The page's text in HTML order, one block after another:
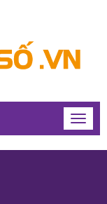
Toggle